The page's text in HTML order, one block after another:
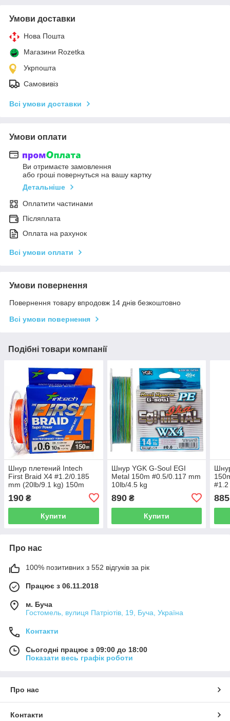
Умови доставки
Нова Пошта
Магазини Rozetka
Укрпошта
Самовивіз
Всі умови доставки
Умови оплати
Ви отримаєте замовлення
або гроші повернуться на вашу картку
Детальніше
Оплатити частинами
Післяплата
Оплата на рахунок
Всі умови оплати
Умови повернення
Повернення товару впродовж 14 днів безкоштовно
Всі умови повернення
Подібні товари компанії
Шнур плетений Intech
First Braid X4 #1.2/0.185
mm (20lb/9.1 kg) 150m
190 ₴
Купити
Шнур YGK G-Soul EGI
Metal 150m #0.5/0.117 mm
10lb/4.5 kg
890₴
Купити
#1.2
885
Про нас
100% позитивних з 552 відгуків за рік
Працює з 06.11.2018
м. Буча
Гостомель, вулиця Патріотів, 19, Буча, Україна
Контакти
Сьогодні працює з 09:00 до 18:00
Показати весь графік роботи
Про нас
Контакти